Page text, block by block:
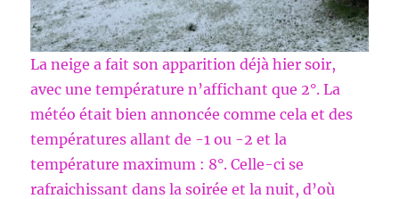
La neige a fait son apparition déjà hier soir,
avec une température n’affichant que 2°. La
météo était bien annoncée comme cela et des
températures allant de -1 ou -2 et la
température maximum : 8°. Celle-ci se
rafraichissant dans la soirée et la nuit, d’où